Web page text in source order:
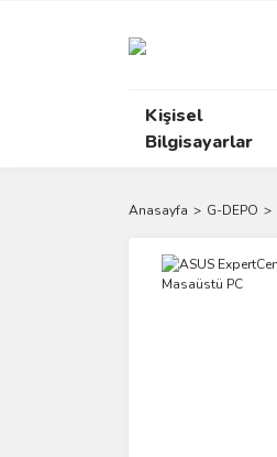
Kişisel
Bilgisayarlar
Anasayfa G-DEPO